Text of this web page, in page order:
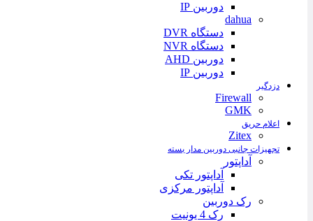
دوربین IP
dahua
دستگاه DVR
دستگاه NVR
دوربین AHD
دوربین IP
دزدگیر
Firewall
GMK
اعلام حریق
Zitex
تجهیزات جانبی دوربین مدار بسته
آداپتور
آداپتور تکی
آداپتور مرکزی
رک دوربین
رک 4 یونیت